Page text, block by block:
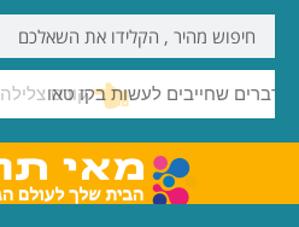
דברים שחייבים לעשות בקו